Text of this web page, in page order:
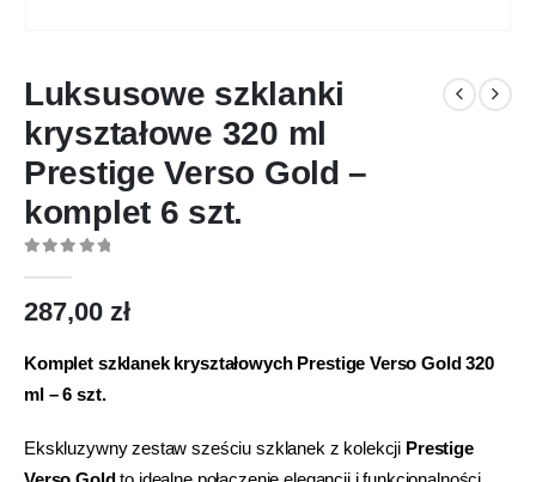
Luksusowe szklanki
kryształowe 320 ml
Prestige Verso Gold –
komplet 6 szt.
287,00 zł
Komplet szklanek kryształowych Prestige Verso Gold 320
ml – 6 szt.
Ekskluzywny zestaw sześciu szklanek z kolekcji Prestige